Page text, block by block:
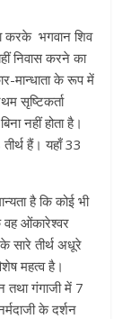
करके भगवान शिव
निवास करने का
मान्धाता के रूप में
सृष्टिकर्ता
नहीं होता है।
हैं। यहाँ 33
है कि कोई भी
वह ओंकारेश्वर
सारे तीर्थ अधूरे
महत्व है।
तथा गंगाजी में 7
के दर्शन